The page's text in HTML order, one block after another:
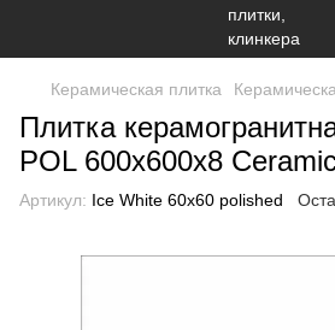
Керамическая плитка
Плитка
POL 600x600x8
Артикул: Ice White 60x60 polished